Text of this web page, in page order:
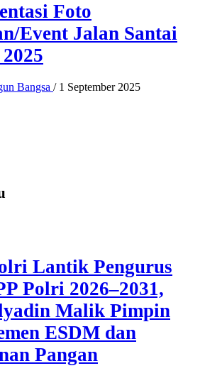
Foto
Event Jalan Santai
Bangsa / 1 September 2025
Lantik Pengurus
Polri 2026–2031,
Malik Pimpin
ESDM dan
Pangan